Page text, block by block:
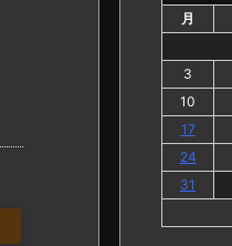
月
3
10
17
24
31